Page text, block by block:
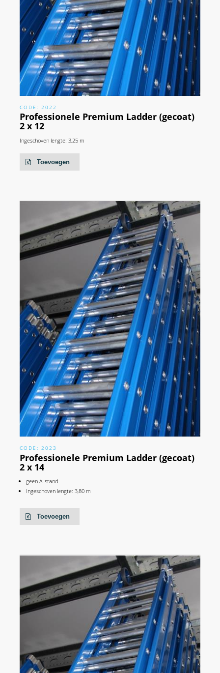
CODE: 2022
Professionele Premium Ladder (gecoat)
2 x 12
Ingeschoven lengte: 3,25 m
Toevoegen
CODE: 2023
Professionele Premium Ladder (gecoat)
2 x 14
geen A-stand
Ingeschoven lengte: 3,80 m
Toevoegen